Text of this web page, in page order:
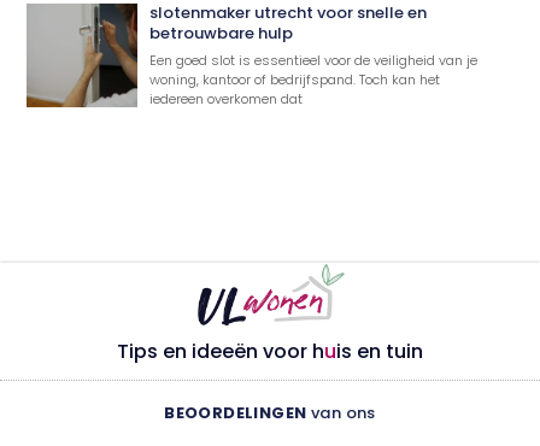
slotenmaker utrecht voor snelle en
betrouwbare hulp
Een goed slot is essentieel voor de veiligheid van je
woning, kantoor of bedrijfspand. Toch kan het
iedereen overkomen dat
Tips en ideeën voor huis en tuin
BEOORDELINGEN van ons